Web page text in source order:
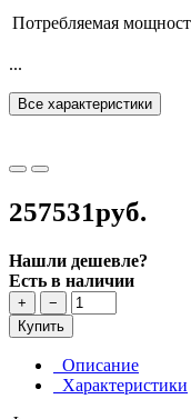
Потребляемая
...
Все характеристики
257531руб.
Нашли дешевле?
Есть в наличии
+
−
Купить
Описание
Характеристики